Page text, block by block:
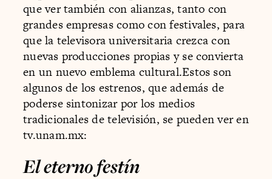
que ver también con alianzas, tanto con
grandes empresas como con festivales, para
que la televisora universitaria crezca con
nuevas producciones propias y se convierta
en un nuevo emblema cultural.Estos son
algunos de los estrenos, que además de
poderse sintonizar por los medios
tradicionales de televisión, se pueden ver en
tv.unam.mx:
El eterno festín